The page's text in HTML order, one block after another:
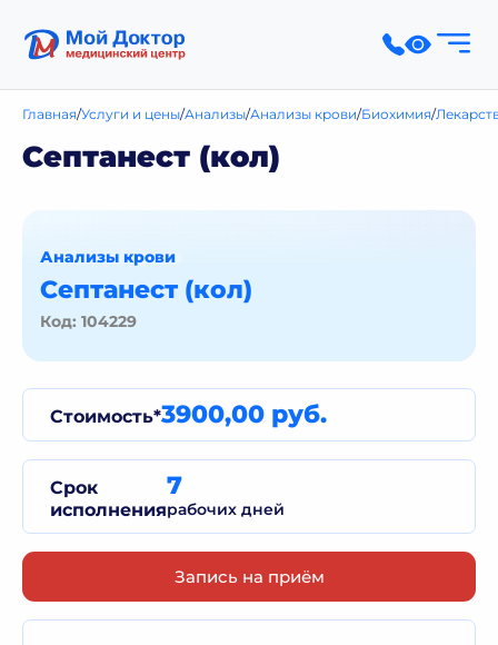
Главная Услуги и цены Анализы Анализы крови Биохимия
Септанест (кол)
Септанест (кол)
Код: 104229
Анализы крови
Стоимость*3900,00 руб.
Срок
исполнения
7
рабочих дней
Запись на приём